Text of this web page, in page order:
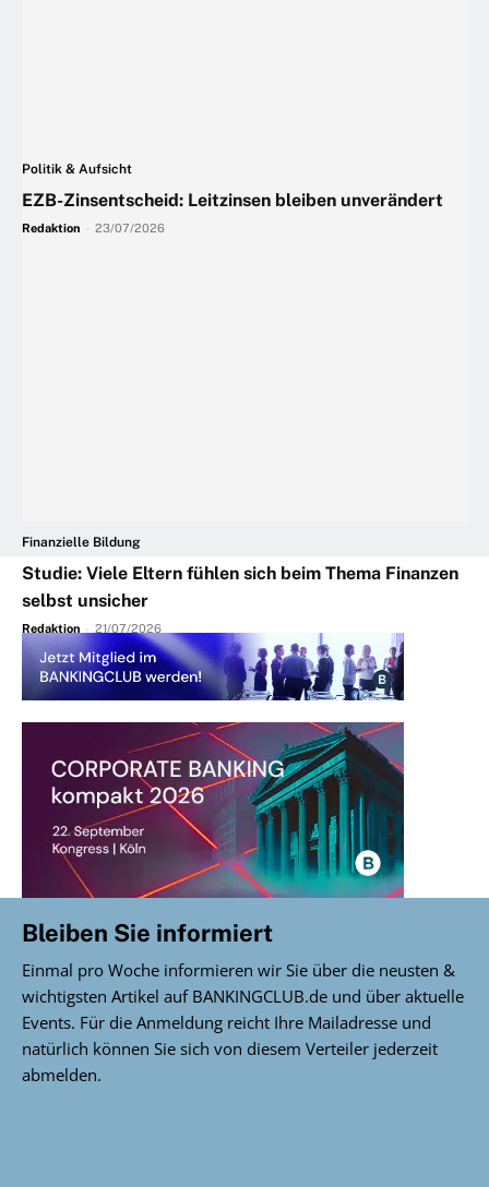
Politik & Aufsicht
EZB-Zinsentscheid: Leitzinsen bleiben unverändert
Redaktion 23/07/2026
Finanzielle Bildung
Studie: Viele Eltern fühlen sich beim Thema Finanzen
selbst unsicher
Redaktion - 21/07/2026
Bleiben Sie informiert
Einmal pro Woche informieren wir Sie über die neusten &
wichtigsten Artikel auf BANKINGCLUB.de und über aktuelle
Events. Für die Anmeldung reicht Ihre Mailadresse und
natürlich können Sie sich von diesem Verteiler jederzeit
abmelden.